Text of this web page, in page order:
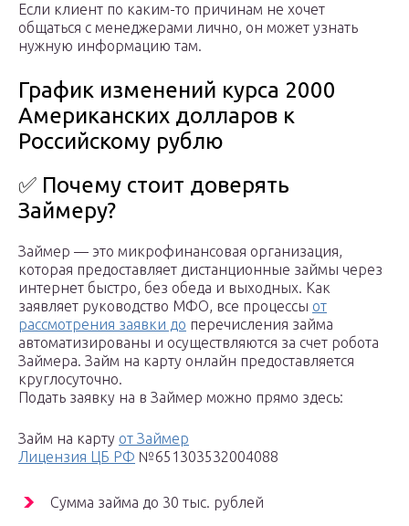
Если клиент по каким-то причинам не хочет
общаться с менеджерами лично, он может узнать
нужную информацию там.
График изменений курса 2000
Американских долларов к
Российскому рублю
✅ Почему стоит доверять
Займеру?
Займер — это микрофинансовая организация,
которая предоставляет дистанционные займы через
интернет быстро, без обеда и выходных. Как
заявляет руководство МФО, все процессы от
рассмотрения заявки до перечисления займа
автоматизированы и осуществляются за счет робота
Займера. Займ на карту онлайн предоставляется
круглосуточно.
Подать заявку на в Займер можно прямо здесь:
Займ на карту от Займер
Лицензия ЦБ РФ №651303532004088
Сумма займа до 30 тыс. рублей